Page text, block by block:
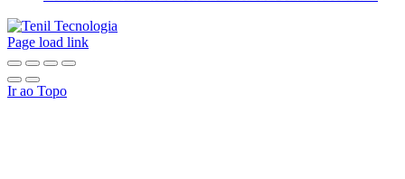
Page load link
Ir ao Topo